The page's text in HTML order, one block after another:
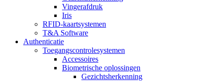
Vingerafdruk
Iris
RFID-kaartsystemen
T&A Software
Authenticatie
Toegangscontrolesystemen
Accessoires
Biometrische oplossingen
Gezichtsherkenning